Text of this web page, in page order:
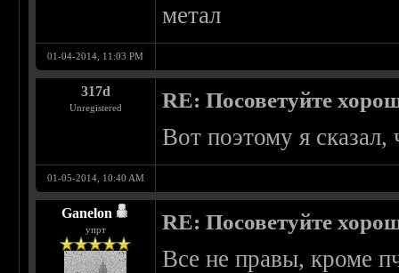
метал
01-04-2014, 11:03 PM
317d
Unregistered RE: Посоветуйте
Вот поэтому я
01-05-2014, 10:40 AM
Ganelon
упрт RE: Посоветуйте
Все не правы, кроме